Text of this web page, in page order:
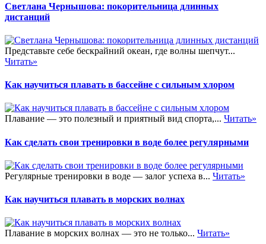
Светлана Чернышова: покорительница длинных
дистанций
Представьте себе бескрайний океан, где волны шепчут...
Читать»
Как научиться плавать в бассейне с сильным хлором
Плавание — это полезный и приятный вид спорта,... Читать»
Как сделать свои тренировки в воде более регулярными
Регулярные тренировки в воде — залог успеха в... Читать»
Как научиться плавать в морских волнах
Плавание в морских волнах — это не только... Читать»